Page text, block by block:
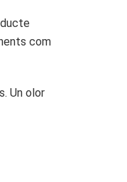
com
Un olor